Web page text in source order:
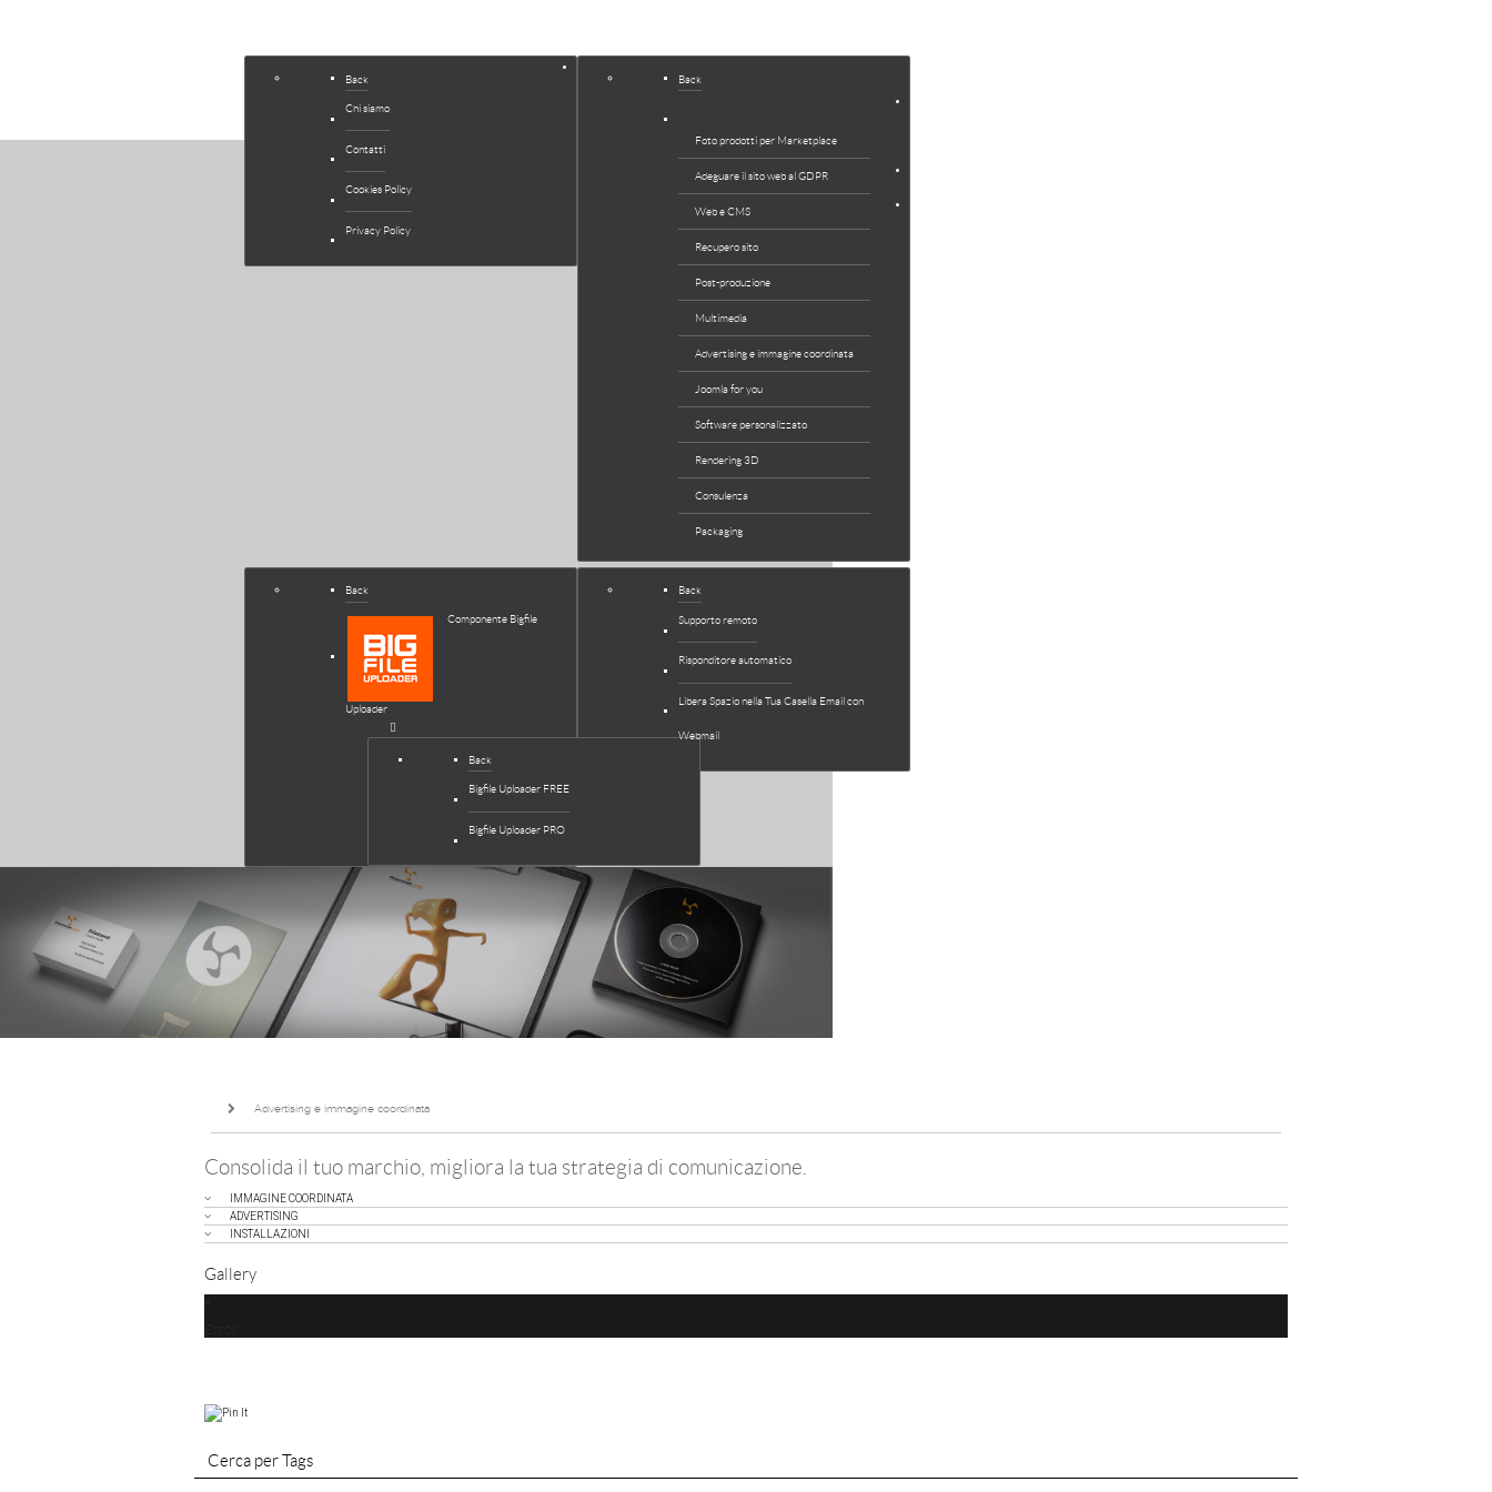
Back
Chi siamo
Contatti
Cookies Policy
Privacy Policy
Back
Foto prodotti per Marketplace
Adeguare il sito web al GDPR
Web e CMS
Recupero sito
Post-produzione
Multimedia
Advertising e immagine coordinata
Joomla for you
Software personalizzato
Rendering 3D
Consulenza
Packaging
Back
Componente Bigfile
Uploader
Back
Bigfile Uploader FREE
Bigfile Uploader PRO
Back
Supporto remoto
Risponditore automatico
Libera Spazio nella Tua Casella Email con
Webmail
Advertising e immagine coordinata
Consolida il tuo marchio, migliora la tua strategia di comunicazione.
IMMAGINE COORDINATA
ADVERTISING
INSTALLAZIONI
Gallery
Cerca per Tags